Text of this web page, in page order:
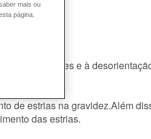
às alterações e à
de estrias na gravidez.Além
das estrias.
mais ou
página.